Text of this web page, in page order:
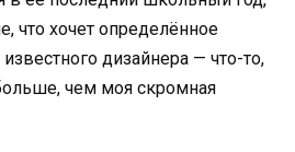
что хочет определённое
дизайнера — что-то,
чем моя скромная